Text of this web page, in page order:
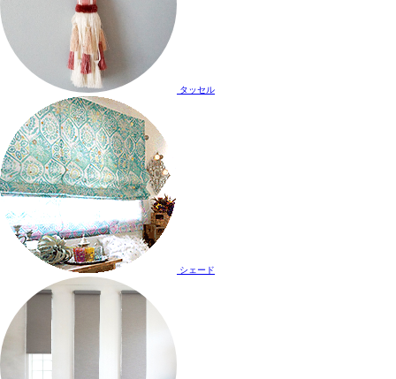
タッセル
シェード